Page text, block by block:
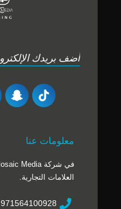
معلومات عنا
العلامات التجارية.
971564100928 +